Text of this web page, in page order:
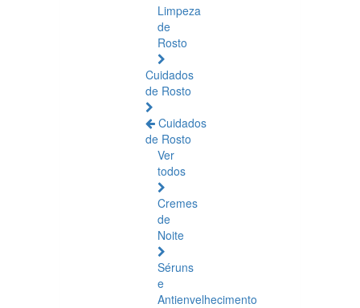
Limpeza
de
Rosto
Cuidados
de Rosto
Cuidados
de Rosto
Ver
todos
Cremes
de
Noite
Séruns
e
Antienvelhecimento